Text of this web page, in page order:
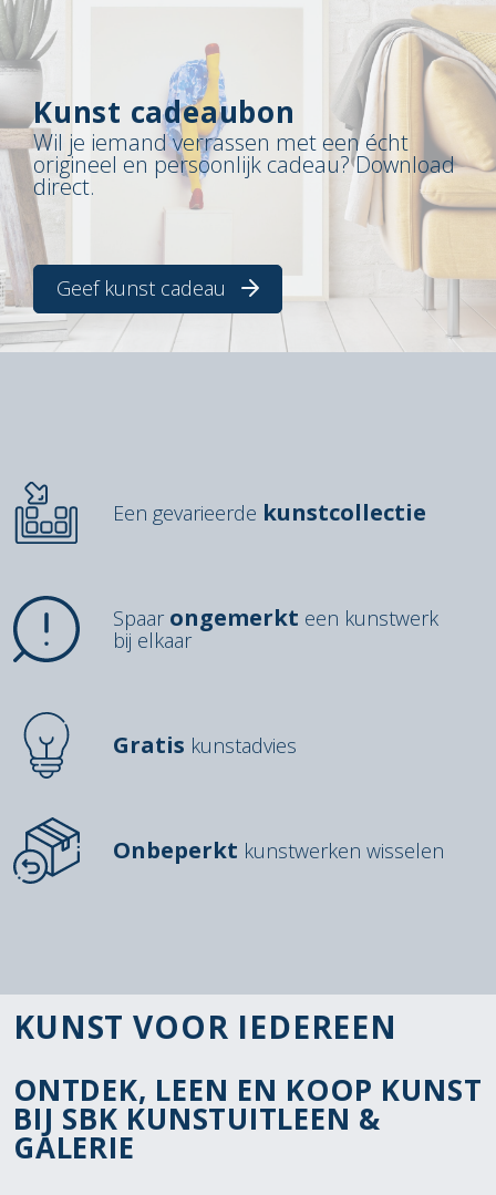
Kunst cadeaubon
Wil je iemand verrassen met een écht
origineel en persoonlijk cadeau? Download
direct.
Geef kunst cadeau
Een gevarieerde kunstcollectie
Spaar ongemerkt een kunstwerk
bij elkaar
Gratis kunstadvies
Onbeperkt kunstwerken wisselen
KUNST VOOR IEDEREEN
ONTDEK, LEEN EN KOOP KUNST
BIJ SBK KUNSTUITLEEN &
GALERIE